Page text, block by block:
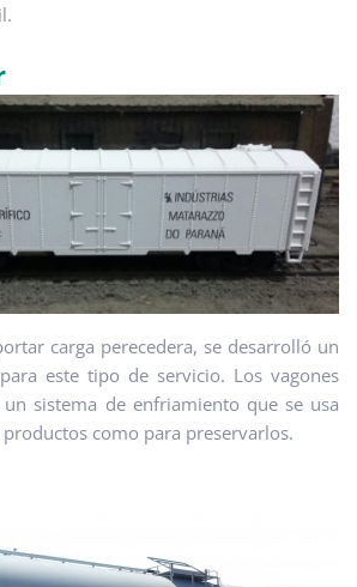
carga perecedera, se desarrolló un
este tipo de servicio. Los vagones
sistema de enfriamiento que se usa
como para preservarlos.